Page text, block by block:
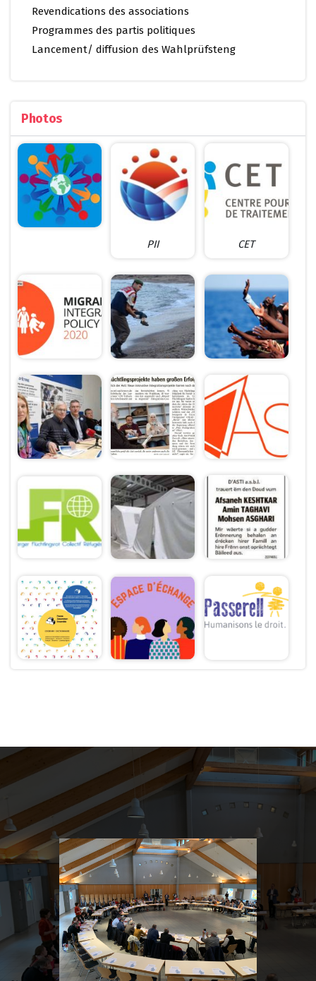
Revendications des associations
Programmes des partis politiques
Lancement/ diffusion des Wahlprüfsteng
Photos
PII CET